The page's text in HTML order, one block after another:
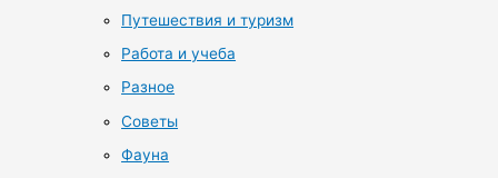
Путешествия и туризм
Работа и учеба
Разное
Советы
Фауна